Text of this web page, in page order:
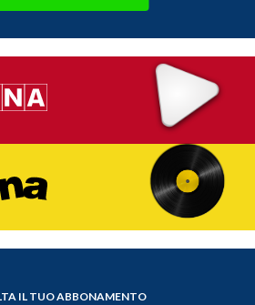
IL TUO ABBONAMENTO